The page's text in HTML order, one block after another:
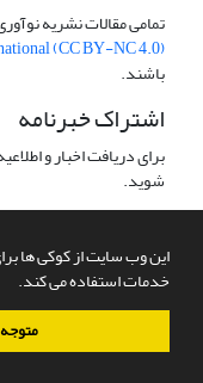
این وب سایت از کوکی ها
خدمات استفاده می کند.
تمامی مقالات نشریه
(CC BY-NC 4.0)
باشند.
اشتراک خبرنامه
برای دریافت اخبار و
شوید.
سامانه مدیریت نشریات